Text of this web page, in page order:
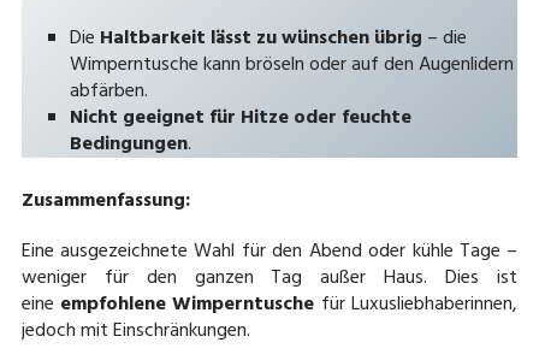
Die Haltbarkeit lässt zu wünschen übrig – die
Wimperntusche kann bröseln oder auf den Augenlidern
abfärben.
Nicht geeignet für Hitze oder feuchte
Bedingungen.
Zusammenfassung:
Eine ausgezeichnete Wahl für den Abend oder kühle Tage –
weniger für den ganzen Tag außer Haus. Dies ist
eine empfohlene Wimperntusche für Luxusliebhaberinnen,
jedoch mit Einschränkungen.